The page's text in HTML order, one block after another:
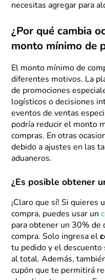
necesitas agregar para
¿Por qué cambia
monto mínimo de
El monto mínimo de
diferentes motivos. La
de promociones
logísticos o decisiones
eventos de ventas
podría reducir el monto
compras. En otras
debido a ajustes en las
aduaneros.
¿Es posible obtener
¡Claro que sí! Si quieres
compra, puedes usar un
para obtener un 30% de
compra. Solo ingresa el
tu pedido y el descuento
al total. Además,
cupón que te permitirá